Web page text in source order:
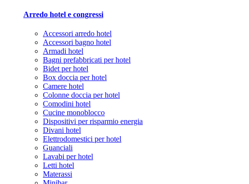
Arredo hotel e congressi
Accessori arredo hotel
Accessori bagno hotel
Armadi hotel
Bagni prefabbricati per hotel
Bidet per hotel
Box doccia per hotel
Camere hotel
Colonne doccia per hotel
Comodini hotel
Cucine monoblocco
Dispositivi per risparmio energia
Divani hotel
Elettrodomestici per hotel
Guanciali
Lavabi per hotel
Letti hotel
Materassi